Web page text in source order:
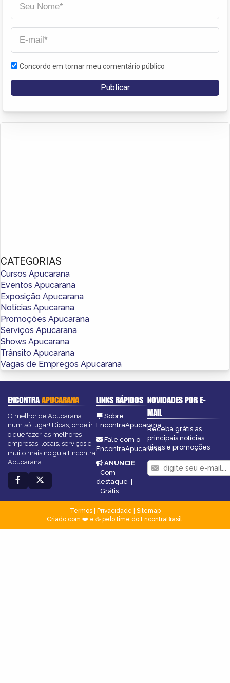
Concordo em tornar meu comentário público
CATEGORIAS
Cursos Apucarana
Eventos Apucarana
Exposição Apucarana
Notícias Apucarana
Promoções Apucarana
Serviços Apucarana
Shows Apucarana
Trânsito Apucarana
Vagas de Empregos Apucarana
ENCONTRAAPUCARANA
O melhor de Apucarana
num só lugar! Dicas, onde ir,
o que fazer, as melhores
empresas, locais, serviços e
muito mais no guia Encontra
Apucarana.
LINKS RÁPIDOS
Sobre
EncontraApucarana
Fale com o
EncontraApucarana
ANUNCIE:
Com
destaque
Grátis
NOVIDADES POR E-
MAIL
Receba grátis as
principais notícias,
dicas e promoções
Termos| Privacidade
Sitemap
Criado com ❤️ e ☕ pelo time do EncontraBrasil